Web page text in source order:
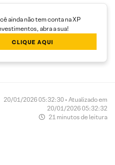
ainda não tem conta na XP
abra a sua!
CLIQUE AQUI
20/01/2026 05:32:30 • Atualizado em
20/01/2026 05:32:32
21 minutos de leitura